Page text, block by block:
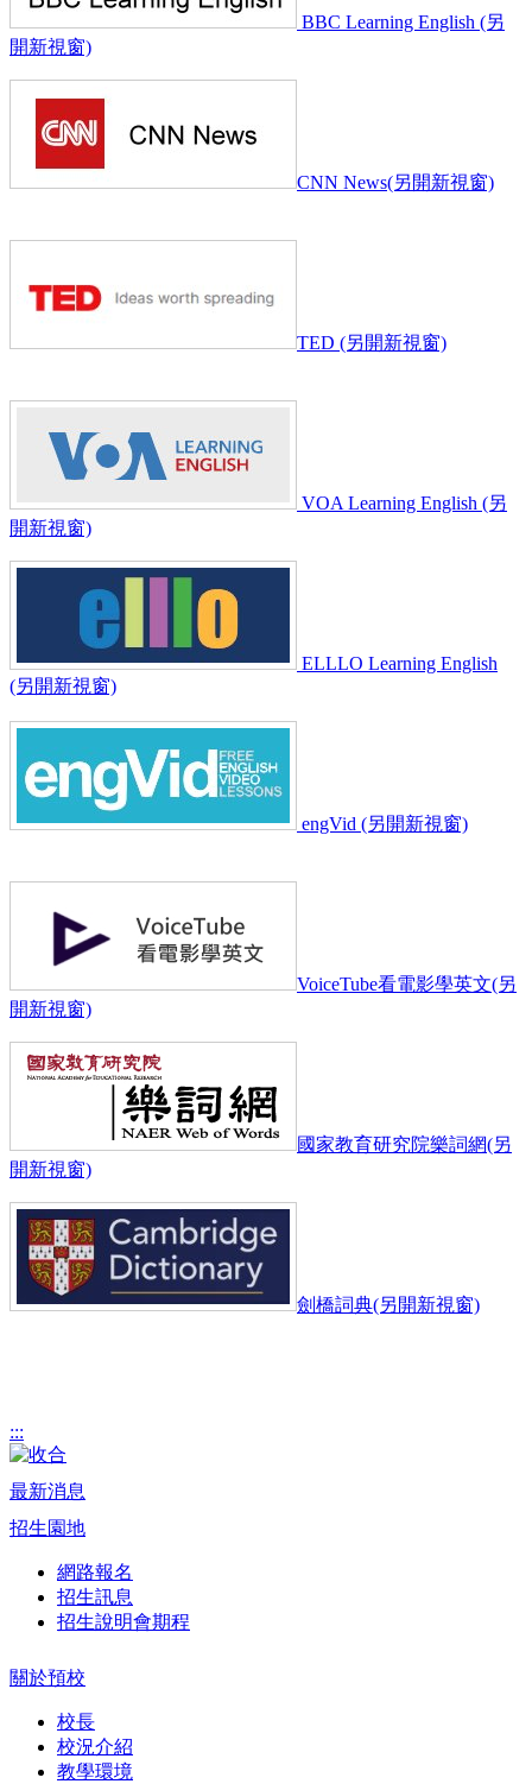
BBC Learning English (另
開新視窗)
CNN News(另開新視窗)
TED (另開新視窗)
VOA Learning English (另
開新視窗)
ELLLO Learning English
(另開新視窗)
engVid (另開新視窗)
VoiceTube看電影學英文(另
開新視窗)
國家教育研究院樂詞網(另
開新視窗)
劍橋詞典(另開新視窗)
:::
最新消息
招生園地
網路報名
招生訊息
招生說明會期程
關於預校
校長
校況介紹
教學環境